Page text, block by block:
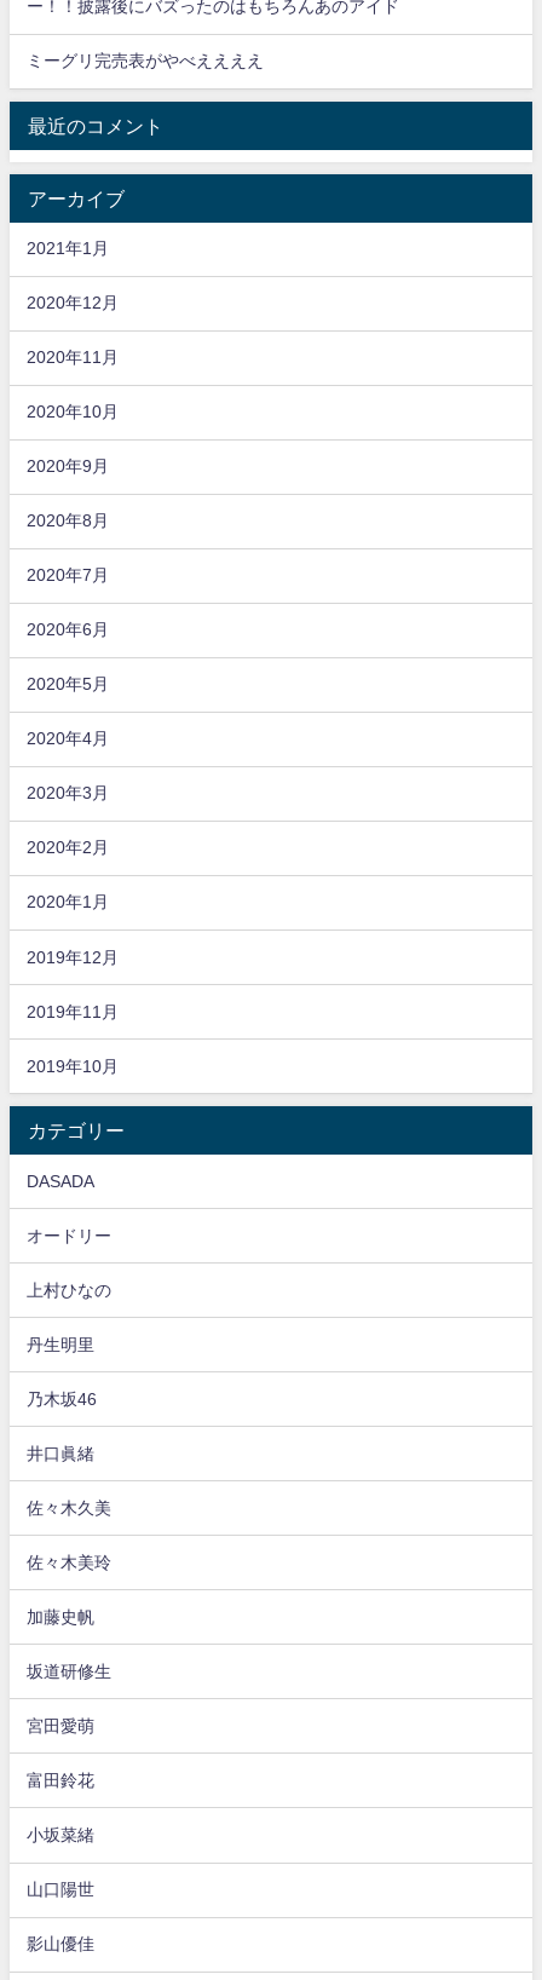
ー！！披露後にバズったのはもちろんあのアイド
ミーグリ完売表がやべええええ
最近のコメント
アーカイブ
2021年1月
2020年12月
2020年11月
2020年10月
2020年9月
2020年8月
2020年7月
2020年6月
2020年5月
2020年4月
2020年3月
2020年2月
2020年1月
2019年12月
2019年11月
2019年10月
カテゴリー
DASADA
オードリー
上村ひなの
丹生明里
乃木坂46
井口眞緒
佐々木久美
佐々木美玲
加藤史帆
坂道研修生
宮田愛萌
富田鈴花
小坂菜緒
山口陽世
影山優佳